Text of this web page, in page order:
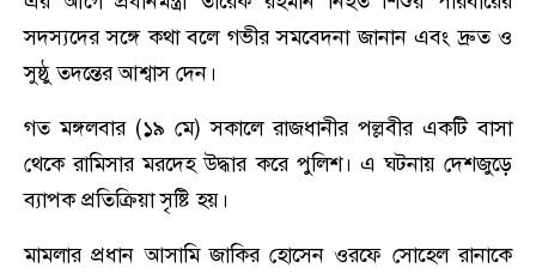
সদস্যদের সঙ্গে কথা বলে গভীর সমবেদনা জানান এবং দ্রুত ও
সুষ্ঠু তদন্তের আশ্বাস দেন।
গত মঙ্গলবার (১৯ মে) সকালে রাজধানীর পল্লবীর একটি বাসা
থেকে রামিসার মরদেহ উদ্ধার করে পুলিশ। এ ঘটনায় দেশজুড়ে
ব্যাপক প্রতিক্রিয়া সৃষ্টি হয়।
মামলার প্রধান আসামি জাকির হোসেন ওরফে সোহেল রানাকে